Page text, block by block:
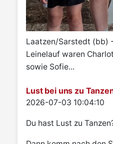
Laatzen/Sarstedt (bb)
Leinelauf waren
sowie Sofie...
Lust bei uns zu
Details
2026-07-03 10:04:10
Du hast Lust zu